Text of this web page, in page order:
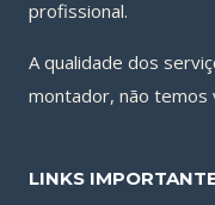
profissional.
A qualidade dos
montador, não temos
LINKS